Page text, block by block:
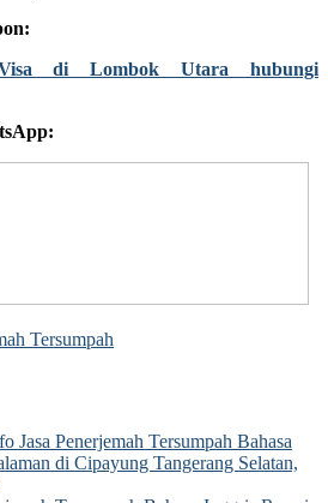
Tersumpah
Jasa Penerjemah Tersumpah Bahasa
di Cipayung Tangerang Selatan,